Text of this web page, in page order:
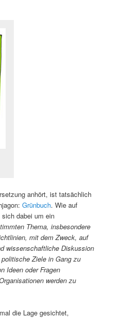
anhört, ist tatsächlich
Grünbuch. Wie auf
dabei um ein
Thema, insbesondere
mit dem Zweck, auf
wissenschaftliche Diskussion
Ziele in Gang zu
Ideen oder Fragen
werden zu
die Lage gesichtet,